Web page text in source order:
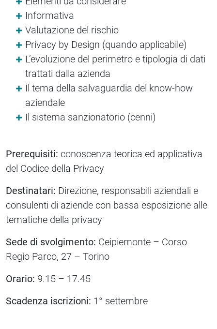
Informativa
Valutazione del rischio
Privacy by Design (quando applicabile)
L’evoluzione del perimetro e tipologia di dati
trattati dalla azienda
Il tema della salvaguardia del know-how
aziendale
Il sistema sanzionatorio (cenni)
Prerequisiti: conoscenza teorica ed applicativa
del Codice della Privacy
Destinatari: Direzione, responsabili aziendali e
consulenti di aziende con bassa esposizione alle
tematiche della privacy
Sede di svolgimento: Ceipiemonte – Corso
Regio Parco, 27 – Torino
Orario: 9.15 – 17.45
Scadenza iscrizioni: 1° settembre